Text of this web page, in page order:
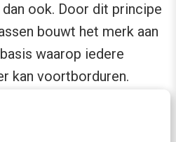
ook. Door dit principe
bouwt het merk aan
waarop iedere
kan voortborduren.
hoe sterk je basis